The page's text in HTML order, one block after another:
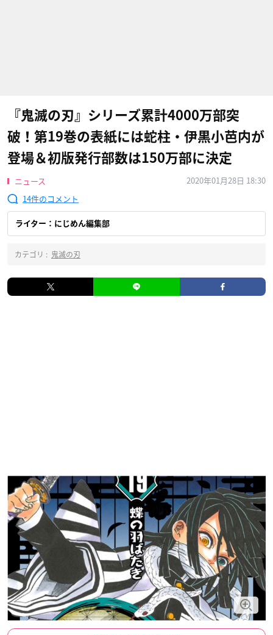
『鬼滅の刃』シリーズ累計4000万部突
破！第19巻の表紙には蛇柱・伊黒小芭内が
登場＆初版発行部数は150万部に決定
ニュース
2020年01月28日 18:30
14
ライター：にじめん編集部
カテゴリ : 鬼滅の刃